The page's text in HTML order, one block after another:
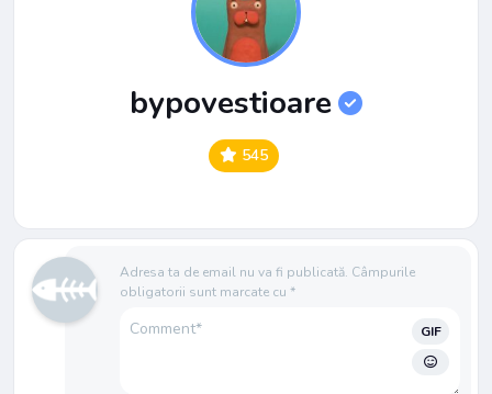
bypovestioare
545
Adresa ta de email nu va fi publicată. Câmpurile
obligatorii sunt marcate cu *
GIF